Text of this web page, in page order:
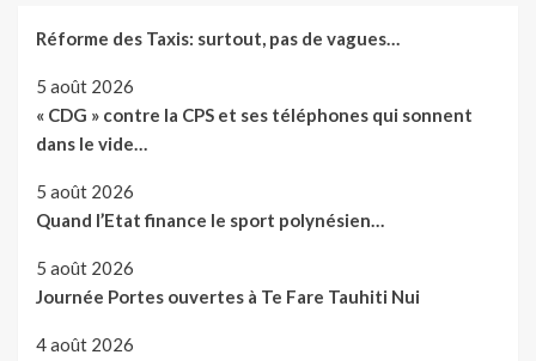
Réforme des Taxis: surtout, pas de vagues…
5 août 2026
« CDG » contre la CPS et ses téléphones qui sonnent
dans le vide…
5 août 2026
Quand l’Etat finance le sport polynésien…
5 août 2026
Journée Portes ouvertes à Te Fare Tauhiti Nui
4 août 2026